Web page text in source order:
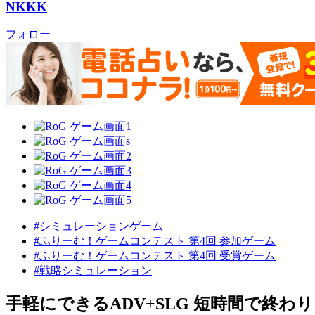
NKKK
フォロー
#シミュレーションゲーム
#ふりーむ！ゲームコンテスト 第4回 参加ゲーム
#ふりーむ！ゲームコンテスト 第4回 受賞ゲーム
#戦略シミュレーション
手軽にできるADV+SLG 短時間で終わ